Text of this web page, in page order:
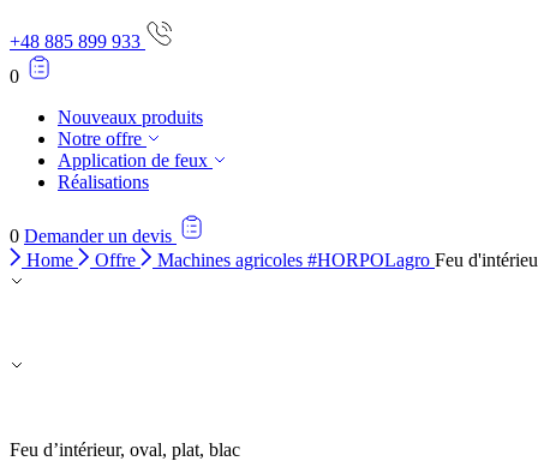
+48 885 899 933
0
Nouveaux produits
Notre offre
Application de feux
Réalisations
0 Demander un devis
Home
Offre Machines agricoles #HORPOLagro Feu
Feu d’intérieur, oval, plat, blac